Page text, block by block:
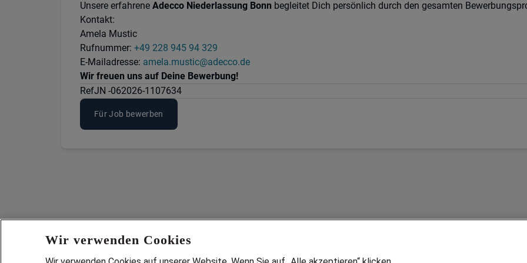
Unsere erfahrene Adecco Niederlassung Bonn begleitet Dich persönlich durch den gesamten
Kontakt:
Amela Mustic
Rufnummer: +49 228 945 94 329
E-Mailadresse: amela.mustic@adecco.de
Wir freuen uns auf Deine Bewerbung!
RefJN -062026-1107634
Für Job bewerben
Wir verwenden Cookies